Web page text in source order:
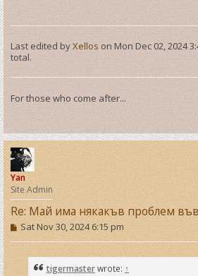
Last edited byXelloson Mon Dec 02, 2024
total.
For those who come after...
Yan
Site Admin
Re: Май има някакъв проблем
P
o
s
t
Sat Nov 30, 2024 6:15 pm
tigermasterwrote: ↑